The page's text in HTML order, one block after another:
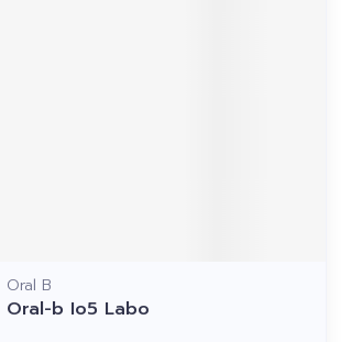
Oral B
Oral-b Io5 Labo